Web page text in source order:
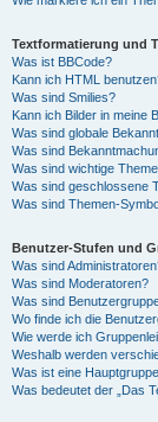
Textformatierung und
Was ist BBCode?
Kann ich HTML
Was sind Smilies?
Kann ich Bilder in meine
Was sind globale
Was sind
Was sind wichtige
Was sind geschlossene
Was sind Themen-
Benutzer-Stufen und
Was sind
Was sind Moderatoren?
Was sind
Wo finde ich die
Wie werde ich
Weshalb werden
Was ist eine
Was bedeutet der „Das